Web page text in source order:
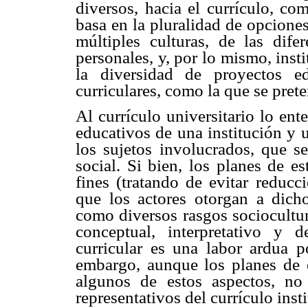
diversos, hacia el currículo,
basa en la pluralidad de
múltiples culturas, de las
personales, y, por lo mismo,
la diversidad de proyectos
curriculares, como la que se
Al currículo universitario lo
educativos de una institución y
los sujetos involucrados, que
social. Si bien, los planes de
fines (tratando de evitar
que los actores otorgan a
como diversos rasgos
conceptual, interpretativo y
curricular es una labor ardua
embargo, aunque los planes
algunos de estos aspectos,
representativos del currículo